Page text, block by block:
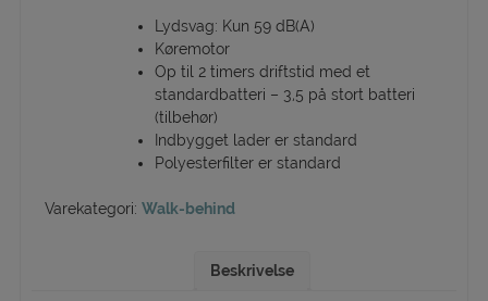
Lydsvag: Kun 59 dB(A)
Køremotor
Op til 2 timers driftstid med et
standardbatteri – 3,5 på stort batteri
(tilbehør)
Indbygget lader er standard
Polyesterfilter er standard
Varekategori: Walk-behind
Beskrivelse